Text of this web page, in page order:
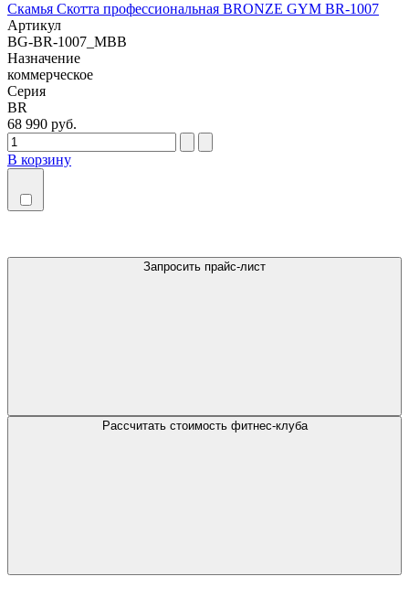
Скамья Скотта профессиональная BRONZE GYM BR-1007
Артикул
BG-BR-1007_MBB
Назначение
коммерческое
Серия
BR
68 990 руб.
В корзину
Запросить прайс-лист
Рассчитать стоимость фитнес-клуба